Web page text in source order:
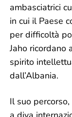
ambasciatrici
in cui il Paese
per difficoltà
Jaho ricordano
spirito
dall’Albania.
Il suo